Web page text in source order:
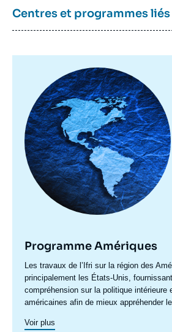
Centres et programmes liés
principale
Programme Amériques
Accroche
centre
Les travaux de l’Ifri sur la région des
principalement les États-Unis,
compréhension sur la politique intérieure
américaines afin de mieux appréhender
transatlantiques et commerciales. Un axe
Voir plus